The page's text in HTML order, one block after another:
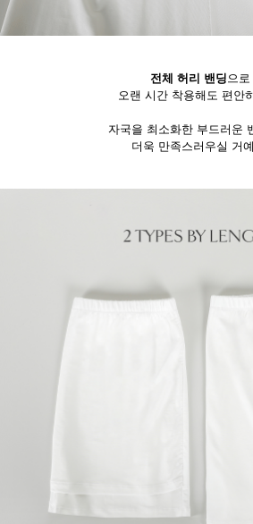
전체 허리 밴딩으로
오랜 시간 착용해도 편안
자국을 최소화한 부드러운
더욱 만족스러우실 거